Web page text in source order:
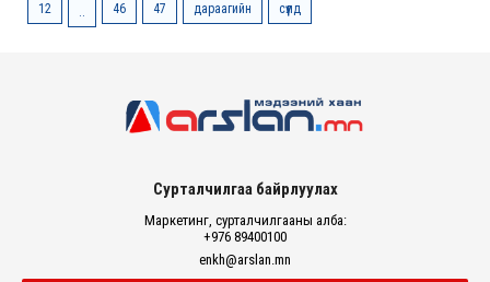
12 .. 46 47 дараагийн сүүлд
Сурталчилгаа байрлуулах
Маркетинг, сурталчилгааны алба:
+976 89400100
enkh@arslan.mn